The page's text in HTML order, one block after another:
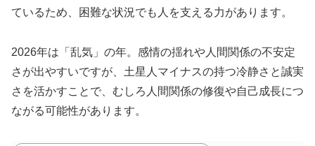
ているため、困難な状況でも人を支える力があります。
2026年は「乱気」の年。感情の揺れや人間関係の不安定
さが出やすいですが、土星人マイナスの持つ冷静さと誠実
さを活かすことで、むしろ人間関係の修復や自己成長につ
ながる可能性があります。